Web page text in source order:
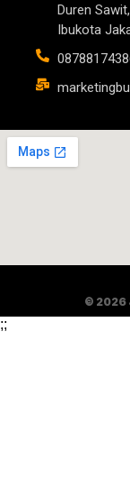
Duren
Ibukota
© 2026
;;